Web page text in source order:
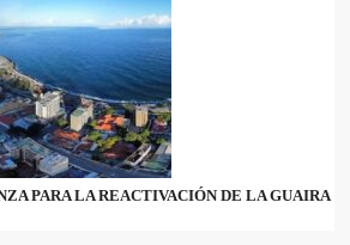
PARA LA REACTIVACIÓN DE LA GUAIRA